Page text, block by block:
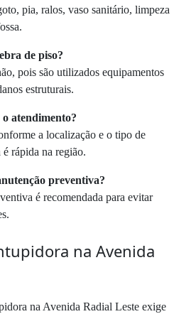
pia, ralos, vaso sanitário, limpeza
de piso?
pois são utilizados equipamentos
estruturais.
atendimento?
a localização e o tipo de
rápida na região.
preventiva?
é recomendada para evitar
na Avenida
na Avenida Radial Leste exige